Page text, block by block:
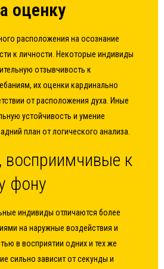
оценку
расположения на осознание
к личности. Некоторые индивиды
отзывчивость к
их оценки кардинально
от расположения духа. Иные
устойчивость и умение
план от логического анализа.
к
фону
индивиды отличаются более
на наружные воздействия и
в восприятии одних и тех же
сильно зависит от секунды и